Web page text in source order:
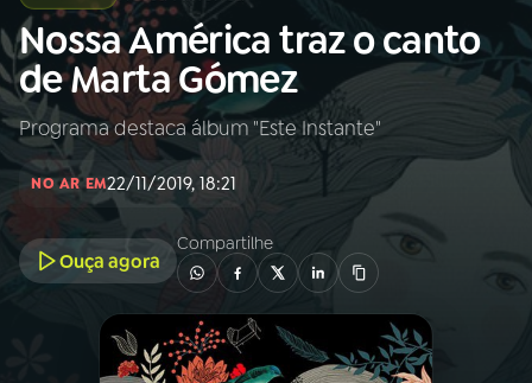
Buscar
na
Rádio
Nacional
Buscar
AO VIVO
01INÍCIO
A RÁDIO
Nossa América traz o canto
de Marta Gómez
Programa destaca álbum "Este Instante"
NO AR EM22/11/2019, 18:21
Ouça agora
Compartilhe